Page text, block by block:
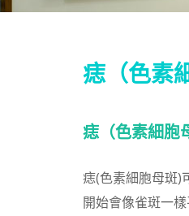
痣（色素
痣（色素細胞
痣(色素細胞母斑)
開始會像雀斑一